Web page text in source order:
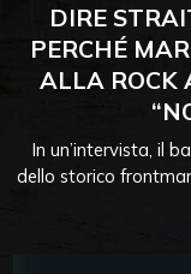
DIRE
PERCHÉ
ALLA ROCK
In un’intervista, il
dello storico